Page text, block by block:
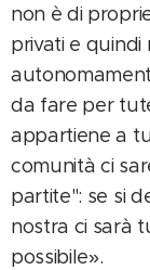
non è di
privati e quindi
da fare per
appartiene a
comunità ci
partite": se si
nostra ci sarà
possibile».